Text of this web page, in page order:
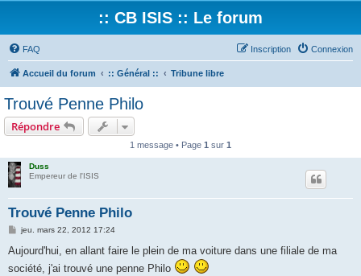
:: CB ISIS :: Le forum
FAQ Connexion
Inscription
Accueil du forum :: Général :: Tribune libre
Trouvé Penne Philo
Répondre
1 message • Page 1 sur 1
Duss
Empereur de l'ISIS
Trouvé Penne Philo
M
s
s
a
jeu. mars 22, 2012 17:24
Aujourd'hui, en allant faire le plein de ma voiture dans une filiale de ma
société, j'ai trouvé une penne Philo